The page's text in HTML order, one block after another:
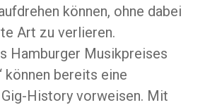
können, ohne dabei
Art zu verlieren.
Hamburger Musikpreises
können bereits eine
History vorweisen. Mit